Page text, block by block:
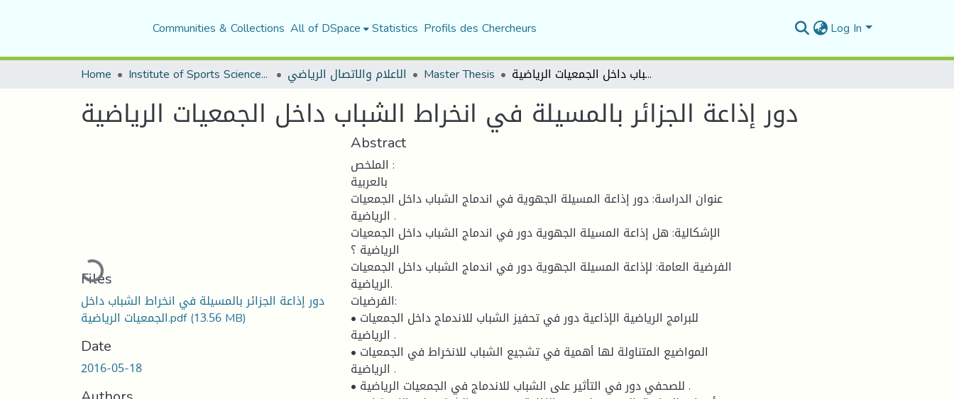
Communities & Collections All of DSpace Statistics Profils des Chercheurs Log In
Home Institute of Sports Sciences and Techniques الاعلام والاتصال الرياضي Master Thesis دور إذاعة الجزائر بالمسيلة في انخراط الشباب داخل الجمعيات الرياضية
دور إذاعة الجزائر بالمسيلة في انخراط الشباب داخل الجمعيات الرياضية
Loading...
Files
دور إذاعة الجزائر بالمسيلة في انخراط الشباب داخل
الجمعيات الرياضية.pdf(13.56 MB)
Date
2016-05-18
Abstract
الملخص :
بالعربية
عنوان الدراسة: دور إذاعة المسيلة الجهوية في اندماج الشباب داخل الجمعيات
الرياضية .
الإشكالية: هل إذاعة المسيلة الجهوية دور في اندماج الشباب داخل الجمعيات
الرياضية ؟
الفرضية العامة: لإذاعة المسيلة الجهوية دور في اندماج الشباب داخل الجمعيات
الرياضية.
الفرضيات:
• للبرامج الرياضية الإذاعية دور في تحفيز الشباب للاندماج داخل الجمعيات
الرياضية .
• المواضيع المتناولة لها أهمية في تشجيع الشباب للانخراط في الجمعيات
الرياضية .
• للصحفي دور في التأثير على الشباب للاندماج في الجمعيات الرياضية .